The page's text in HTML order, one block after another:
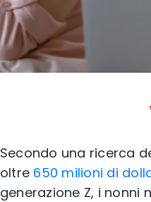
Secondo una ricerca
oltre 650 milioni di
generazione Z, i nonni